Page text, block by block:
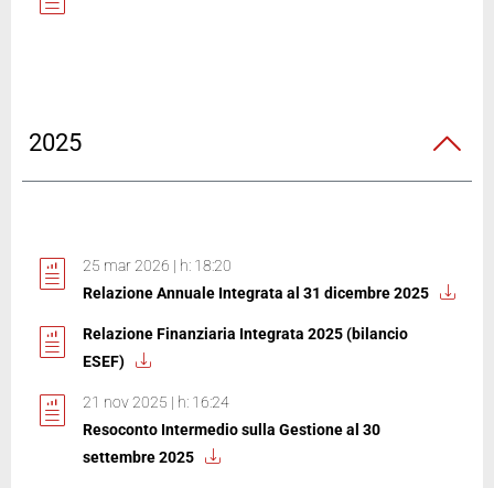
2025
25 mar 2026 | h: 18:20
Relazione Annuale Integrata al 31 dicembre 2025
Relazione Finanziaria Integrata 2025 (bilancio
ESEF)
21 nov 2025 | h: 16:24
Resoconto Intermedio sulla Gestione al 30
settembre 2025